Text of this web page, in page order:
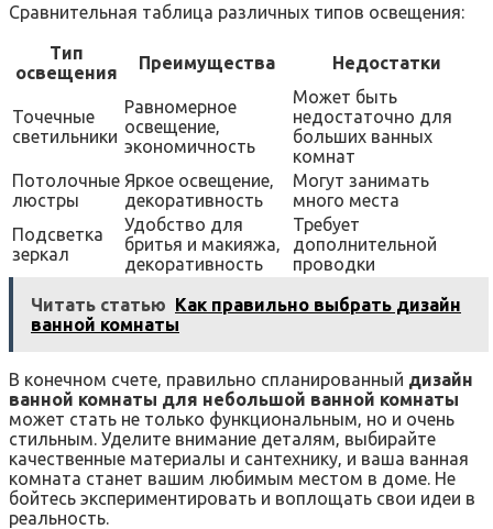
Сравнительная таблица различных типов освещения:
Тип
освещения
Преимущества Недостатки
Точечные
светильники
Равномерное
освещение‚
экономичность
Может быть
недостаточно для
больших ванных
комнат
Потолочные
люстры
Яркое освещение‚
декоративность
Могут занимать
много места
Подсветка
зеркал
Удобство для
бритья и макияжа‚
декоративность
Требует
дополнительной
проводки
Читать статью Как правильно выбрать дизайн
ванной комнаты
В конечном счете‚ правильно спланированный дизайн
ванной комнаты для небольшой ванной комнаты
может стать не только функциональным‚ но и очень
стильным. Уделите внимание деталям‚ выбирайте
качественные материалы и сантехнику‚ и ваша ванная
комната станет вашим любимым местом в доме. Не
бойтесь экспериментировать и воплощать свои идеи в
реальность.